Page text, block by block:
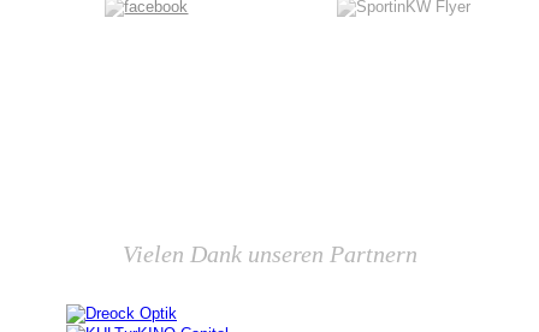
Vielen Dank unseren Partnern